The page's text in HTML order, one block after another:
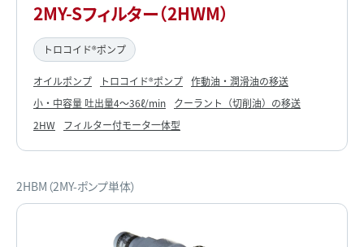
2MY-Sフィルター（2HWM）
トロコイド®ポンプ
オイルポンプ トロコイド®ポンプ 作動油・潤滑油の移送
小・中容量 吐出量4～36ℓ/min
クーラント（切削油）の移送
2HW
フィルター付モータ一体型
2HBM（2MY-ポンプ単体）